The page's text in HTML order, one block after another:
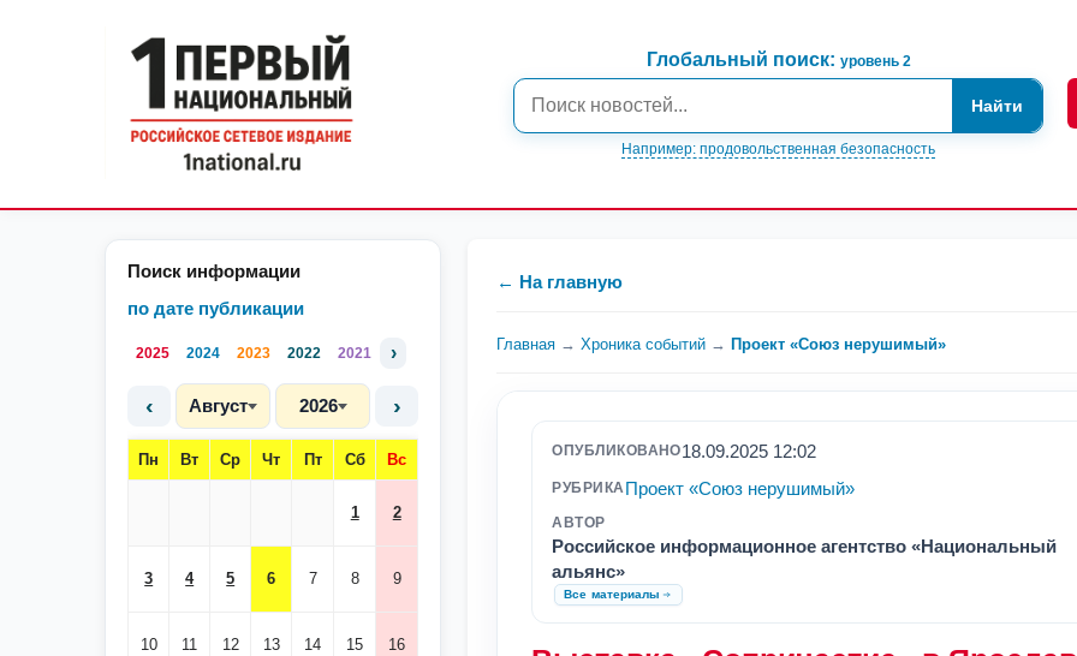
Глобальный поиск: уровень 2
Найти
Например: продовольственная безопасность
Поиск информации
по дате публикации
2025 2024 2023 2022 2021 ›
‹ Август 2026 ›
Пн Вт Ср Чт Пт Сб Вс
1 2
3 4 5 6 7 8 9
10 11 12 13 14 15 16
← На главную
Главная → Хроника событий → Проект «Союз нерушимый»
ОПУБЛИКОВАНО18.09.2025 12:02
РУБРИКАПроект «Союз нерушимый»
АВТОР
Российское информационное агентство «Национальный
альянс»
Все материалы